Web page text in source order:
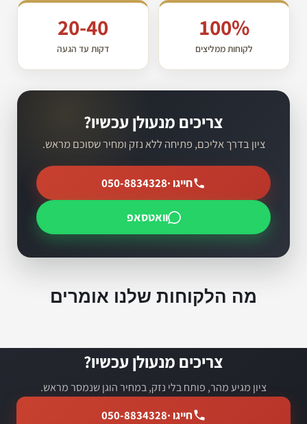
100%
לקוחות ממליצים
20-40
דקות עד הגעה
צריכים מנעולן עכשיו?
ציון בדרך אליכם, פתיחה ללא נזק ומחיר שסוכם מראש.
חייגו ·050-8834328
וואטסאפ
מה הלקוחות שלנו אומרים
צריכים מנעולן עכשיו?
ציון מגיע מהר, פותח בלי נזק, במחיר הוגן שנמסר מראש.
חייגו ·050-8834328